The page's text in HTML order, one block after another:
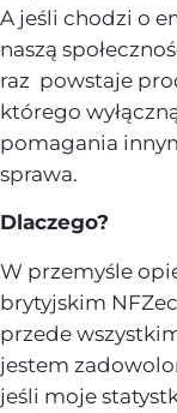
A jeśli chodzi o
naszą
raz powstaje
którego
pomagania
sprawa.
Dlaczego?
W przemyśle
brytyjskim
przede
jestem
jeśli moje